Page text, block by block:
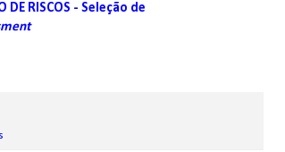
DE RISCOS - Seleção de